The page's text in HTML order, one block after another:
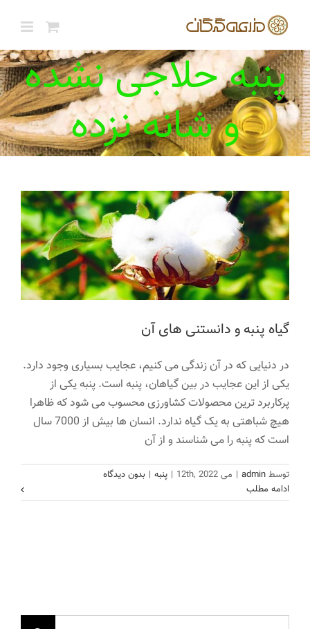
محتوا
پنبه حلاجی نشده
و شانه نزده
گیاه پنبه و دانستنی های آن
گیاه پنبه و دانستنی های آن
در دنیایی که در آن زندگی می کنیم، عجایب بسیاری وجود دارد.
یکی از این عجایب در بین گیاهان، پنبه است. پنبه یکی از
پرکاربرد ترین محصولات کشاورزی محسوب می شود که ظاهرا
هیچ شباهتی به یک گیاه ندارد. انسان ها بیش از 7000 سال
است که پنبه را می شناسند و از آن
توسط admin
| می 12th, 2022 | پنبه | بدون دیدگاه
ادامه مطلب